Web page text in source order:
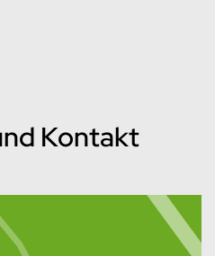
Kontakt